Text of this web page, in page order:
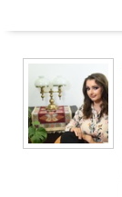
Cluj
Constanta
Covasna